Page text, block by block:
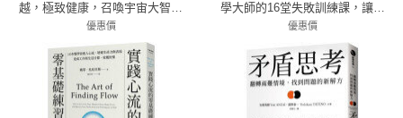
越，極致健康，召喚宇宙大智慧
讓你夢想成真的終極指引
優惠價
79折 300元
學大師的16堂失敗訓練課，讓你
翻轉慣性思維、突破困局
優惠價